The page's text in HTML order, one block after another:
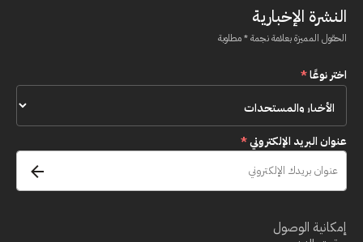
النشرة الإخبارية
الحقول المميزة بعلامة نجمة * مطلوبة
اختر نوعًا*
عنوان البريد الإلكتروني*
إمكانية الوصول